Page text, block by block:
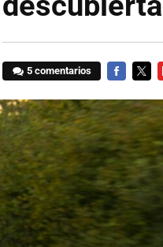
5 comentarios